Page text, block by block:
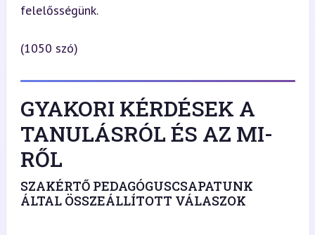
felelősségünk.
(1050 szó)
GYAKORI KÉRDÉSEK A
TANULÁSRÓL ÉS AZ MI-
RŐL
SZAKÉRTŐ PEDAGÓGUSCSAPATUNK
ÁLTAL ÖSSZEÁLLÍTOTT VÁLASZOK